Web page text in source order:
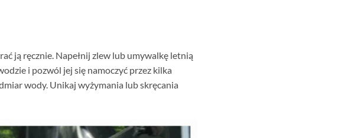
ją ręcznie. Napełnij zlew lub umywalkę letnią
i pozwól jej się namoczyć przez kilka
wody. Unikaj wyżymania lub skręcania